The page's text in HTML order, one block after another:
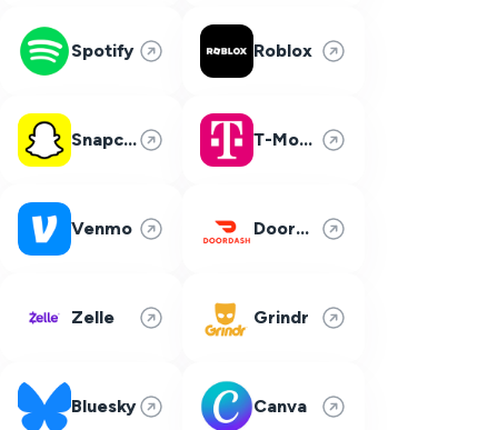
Spotify Roblox
Snapchat T-Mobile
Venmo DoorDash
Zelle Grindr
Bluesky Canva